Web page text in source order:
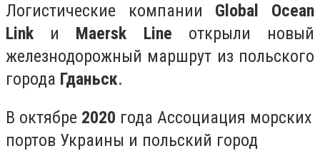
Логистические компании Global Ocean
Link и Maersk Line открыли новый
железнодорожный маршрут из польского
города Гданьск.
В октябре 2020 года Ассоциация морских
портов Украины и польский город